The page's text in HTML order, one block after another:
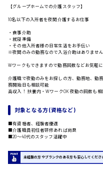
組立、加工
【グループホームでの介護スタッフ】
10名以下の入所者を夜間介護するお仕事
・食事介助
・就寝準備
・その他入所者様の日常生活をお手伝い
※夜間のみの勤務なので入浴介助はありません
Wワークもできますので勤務回数などお気軽
介護職で夜勤のみをお探しの方、勤務地、勤
務開始日も相談可能
高収入！ 扶養内・WワークOK 夜勤の回数も
対象となる方 (資格など)
■有資格者、経験者優遇
■介護職員初任者研修あれば尚良
■20〜40代のスタッフ活躍中
未経験の方やブランクのある方も安心してくださ